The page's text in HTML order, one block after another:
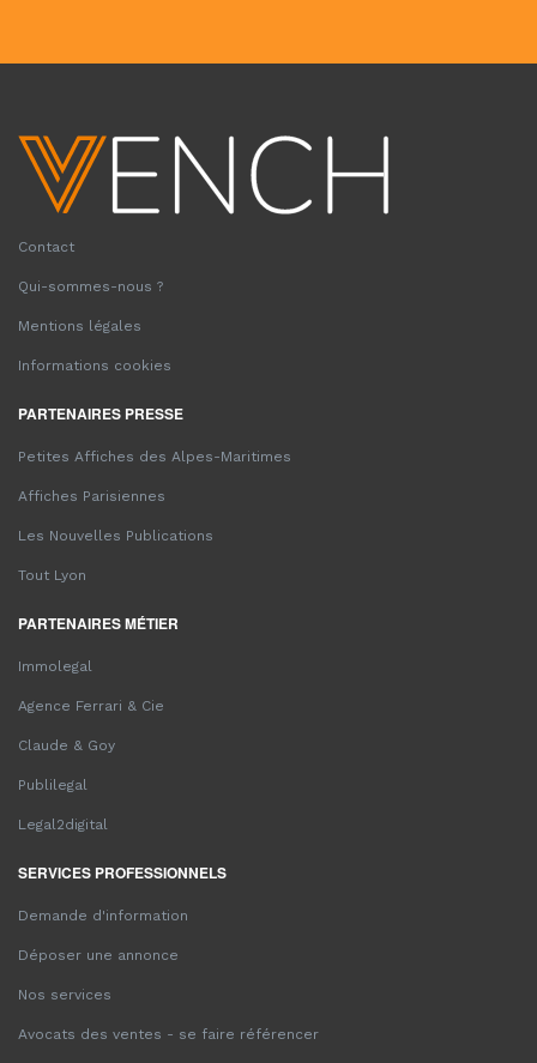
Contact
Qui-sommes-nous ?
Mentions légales
Informations cookies
PARTENAIRES PRESSE
Petites Affiches des Alpes-Maritimes
Affiches Parisiennes
Les Nouvelles Publications
Tout Lyon
PARTENAIRES MÉTIER
Immolegal
Agence Ferrari & Cie
Claude & Goy
Publilegal
Legal2digital
SERVICES PROFESSIONNELS
Demande d'information
Déposer une annonce
Nos services
Avocats des ventes - se faire référencer